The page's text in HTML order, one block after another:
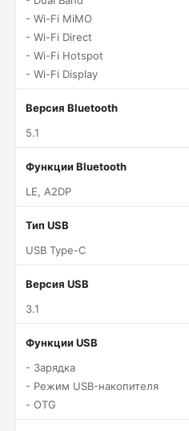
- Wi-Fi MiMO
- Wi-Fi Direct
- Wi-Fi Hotspot
- Wi-Fi Display
Версия Bluetooth
5.1
Функции Bluetooth
LE, A2DP
Тип USB
USB Type-C
Версия USB
3.1
Функции USB
- Зарядка
- Режим USB-накопителя
- OTG